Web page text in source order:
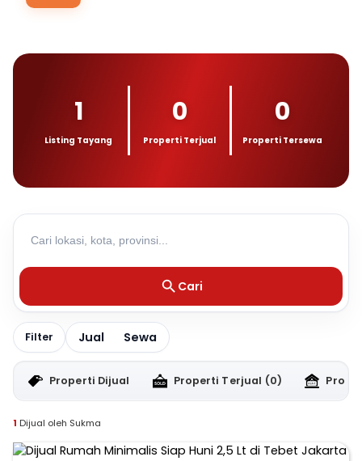
1
Listing Tayang
0
Properti Terjual
0
Properti Tersewa
Cari
Filter Jual Sewa
Properti Dijual Properti Terjual (0)
1 Dijual oleh Sukma